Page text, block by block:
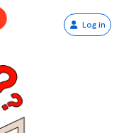
Log in